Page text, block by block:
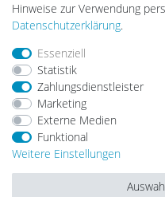
Hinweise zur Verwendung
Daten­schutz­erklärung.
Essenziell
Statistik
Zahlungsdienstleister
Marketing
Externe Medien
Funktional
Weitere Einstellungen